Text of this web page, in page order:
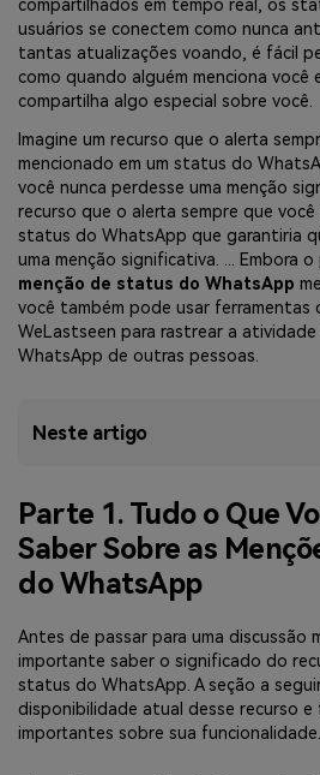
compartilhados em tempo real, os
usuários se conectem como nunca
tantas atualizações voando, é fácil
como quando alguém menciona você
compartilha algo especial sobre você.
Imagine um recurso que o alerta
mencionado em um status do
você nunca perdesse uma menção
recurso que o alerta sempre que você
status do WhatsApp que garantiria
uma menção significativa. ... Embora o
menção de status do WhatsApp
você também pode usar ferramentas
WeLastseen para rastrear a
WhatsApp de outras pessoas.
Neste artigo
Parte 1. Tudo o Que
Saber Sobre as
do WhatsApp
Antes de passar para uma discussão
importante saber o significado do
status do WhatsApp. A seção a
disponibilidade atual desse recurso
importantes sobre sua funcionalidade.